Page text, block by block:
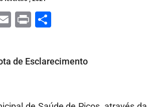
Email
PrintShare
de Esclarecimento